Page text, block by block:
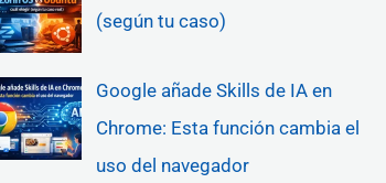
(según tu caso)
Google añade Skills de IA en
Chrome: Esta función cambia el
uso del navegador